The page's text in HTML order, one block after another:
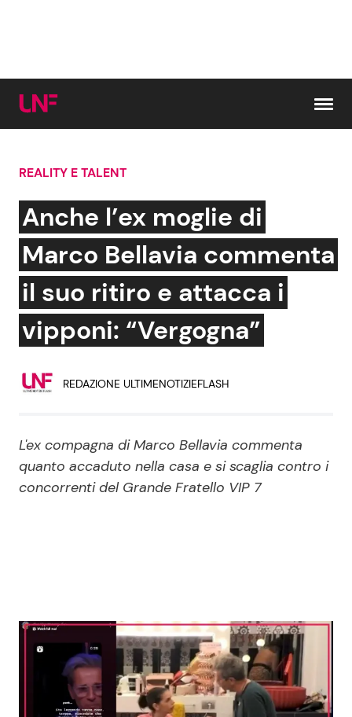
Cerca:
News e Cronaca
Attualità Italiana
Dal Mondo
Politica
Gossip e TV
Bellezze VIP
Coppie VIP
Reality e Talent
News Musica
News Spettacolo
REALITY E TALENT
Anche l’ex moglie di
Marco Bellavia commenta
il suo ritiro e attacca i
vipponi: “Vergogna”
REDAZIONE ULTIMENOTIZIEFLASH
L'ex compagna di Marco Bellavia commenta
quanto accaduto nella casa e si scaglia contro i
concorrenti del Grande Fratello VIP 7